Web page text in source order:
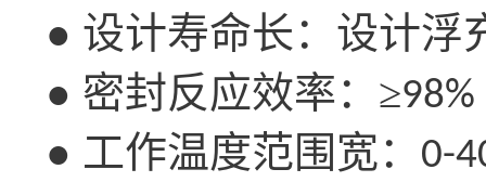
● 设计寿命长：设计浮
● 密封反应效率：≥98%
● 工作温度范围宽： 0-